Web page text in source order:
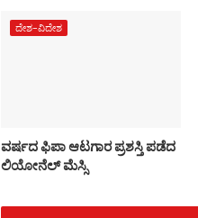
ದೇಶ-ವಿದೇಶ
ವರ್ಷದ ಫಿಪಾ ಆಟಗಾರ ಪ್ರಶಸ್ತಿ ಪಡೆದ
ಲಿಯೋನೆಲ್ ಮೆಸ್ಸಿ